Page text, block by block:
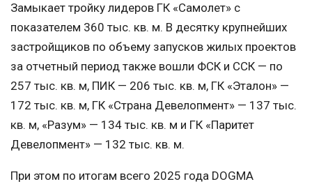
Замыкает тройку лидеров ГК «Самолет» с
показателем 360 тыс. кв. м. В десятку крупнейших
застройщиков по объему запусков жилых проектов
за отчетный период также вошли ФСК и ССК — по
257 тыс. кв. м, ПИК — 206 тыс. кв. м, ГК «Эталон» —
172 тыс. кв. м, ГК «Страна Девелопмент» — 137 тыс.
кв. м, «Разум» — 134 тыс. кв. м и ГК «Паритет
Девелопмент» — 132 тыс. кв. м.
При этом по итогам всего 2025 года DOGMA